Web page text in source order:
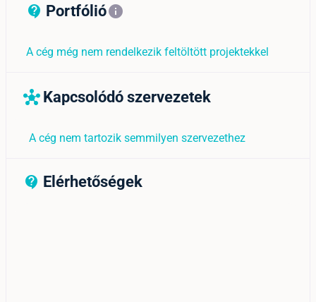
contact_support_outline
Portfólióinfo
A cég még nem rendelkezik feltöltött projektekkel
hub Kapcsolódó szervezetek
A cég nem tartozik semmilyen szervezethez
contact_support_outline
Elérhetőségek